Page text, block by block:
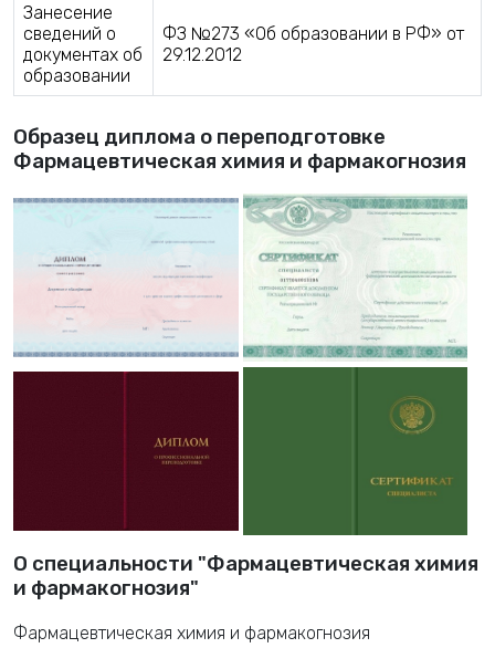
Занесение
сведений о
документах об
образовании
ФЗ №273 «Об образовании в РФ» от
29.12.2012
Образец диплома о переподготовке
Фармацевтическая химия и фармакогнозия
О специальности "Фармацевтическая химия
и фармакогнозия"
Фармацевтическая химия и фармакогнозия